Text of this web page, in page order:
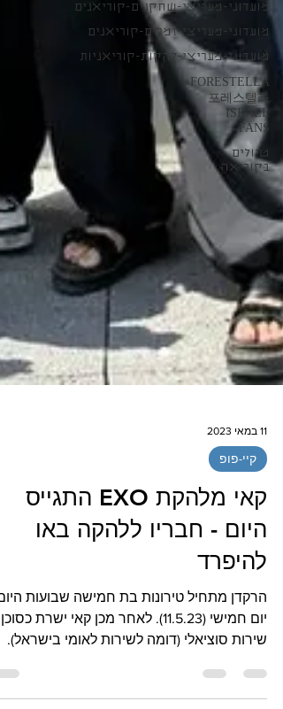
מועדוני-מעריצי-שחקנים-קוריאנים
מועדוני-מעריצי-זמרים-קוריאנים
מועדוני-מעריצי-להקות-קוריאניות
FORESTELLA
포레스텔라
ISRAEL
FANS
טיולים
בקוריאה
קיי-פופ
קאי מלהקת EXO התגייס
להיפרד
הרקדן מתחיל טירונות בת חמישה שבועות
יום חמישי (11.5.23). לאחר מכן קאי ישרת כסוכן